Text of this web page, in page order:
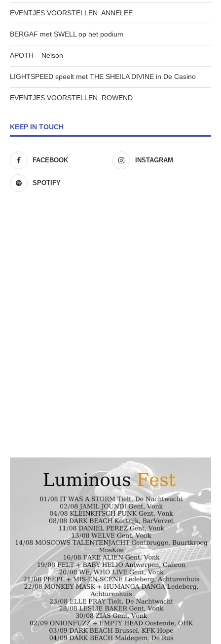
EVENTJES VOORSTELLEN: ANNELEE
BERGAF met SWELL op het podium
APOTH – Nelson
LIGHTSPEED speelt met THE SHEILA DIVINE in De Casino
EVENTJES VOORSTELLEN: ROWEND
KEEP IN TOUCH
FACEBOOK INSTAGRAM
SPOTIFY